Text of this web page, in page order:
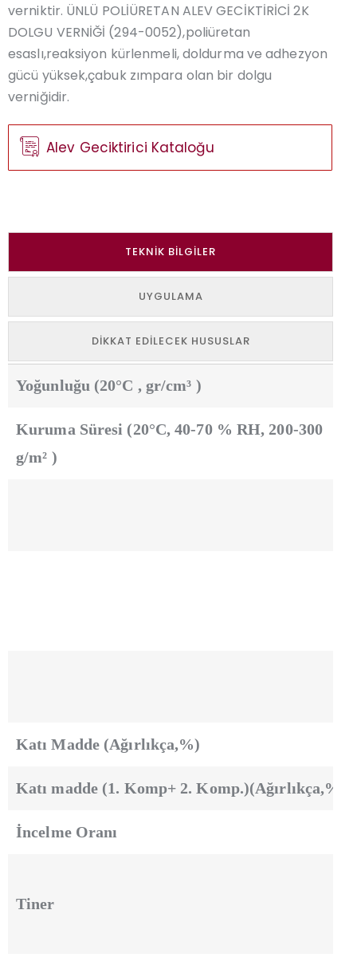
verniktir. ÜNLÜ POLİÜRETAN ALEV GECİKTİRİCİ 2K
DOLGU VERNİĞİ (294-0052),poliüretan
esaslı,reaksiyon kürlenmeli, doldurma ve adhezyon
gücü yüksek,çabuk zımpara olan bir dolgu
verniğidir.
Alev Geciktirici Kataloğu
TEKNIK BILGILER
UYGULAMA
DIKKAT EDILECEK HUSUSLAR
Yoğunluğu (20°C , gr/cm³ )
Kuruma Süresi (20°C, 40-70 % RH, 200-300
g/m² )
Katı Madde (Ağırlıkça,%)
Katı madde (1. Komp+ 2. Komp.)(Ağırlıkça,%)
İncelme Oranı
Tiner